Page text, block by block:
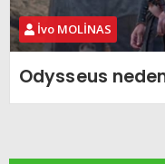
İvo MOLİNAS
Odysseus